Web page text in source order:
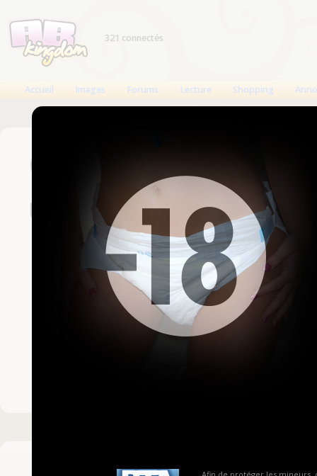
321 connectés
Accueil Images Forums Lecture Shopping
Connexion
Un compte est
Nom d'utilisateur
Mot de passe